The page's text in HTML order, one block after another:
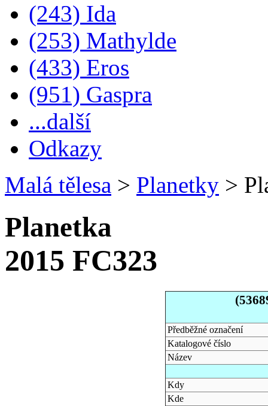
(243) Ida
(253) Mathylde
(433) Eros
(951) Gaspra
...další
Odkazy
Malá tělesa > Planetky >
Planetka
2015 FC323
Předběžné označení
Katalogové číslo
Název
Kdy
Kde